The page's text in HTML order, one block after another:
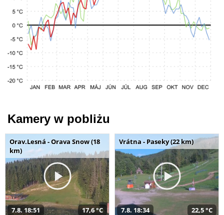
Kamery w pobliżu
Orav.Lesná - Orava Snow (18
km)
7.8. 18:51 17,6 °C
Vrátna - Paseky (22 km)
7.8. 18:34 22,5 °C